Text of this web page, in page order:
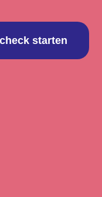
starten